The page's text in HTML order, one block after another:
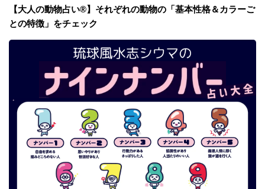
【大人の動物占い®】それぞれの動物の「基本性格＆カラーご
との特徴」をチェック